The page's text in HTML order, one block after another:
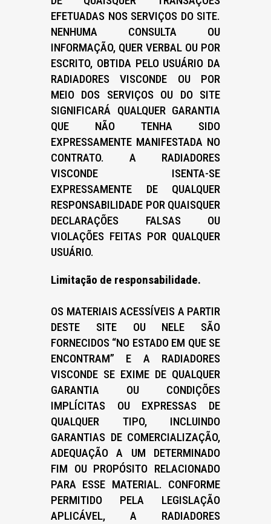
EFETUADAS NOS SERVIÇOS DO SITE.
NENHUMA CONSULTA OU
INFORMAÇÃO, QUER VERBAL OU POR
ESCRITO, OBTIDA PELO USUÁRIO DA
RADIADORES VISCONDE OU POR
MEIO DOS SERVIÇOS OU DO SITE
SIGNIFICARÁ QUALQUER GARANTIA
QUE NÃO TENHA SIDO
EXPRESSAMENTE MANIFESTADA NO
CONTRATO. A RADIADORES
VISCONDE ISENTA-SE
EXPRESSAMENTE DE QUALQUER
RESPONSABILIDADE POR QUAISQUER
DECLARAÇÕES FALSAS OU
VIOLAÇÕES FEITAS POR QUALQUER
USUÁRIO.
Limitação de responsabilidade.
OS MATERIAIS ACESSÍVEIS A PARTIR
DESTE SITE OU NELE SÃO
FORNECIDOS “NO ESTADO EM QUE SE
ENCONTRAM” E A RADIADORES
VISCONDE SE EXIME DE QUALQUER
GARANTIA OU CONDIÇÕES
IMPLÍCITAS OU EXPRESSAS DE
QUALQUER TIPO, INCLUINDO
GARANTIAS DE COMERCIALIZAÇÃO,
ADEQUAÇÃO A UM DETERMINADO
FIM OU PROPÓSITO RELACIONADO
PARA ESSE MATERIAL. CONFORME
PERMITIDO PELA LEGISLAÇÃO
APLICÁVEL, A RADIADORES